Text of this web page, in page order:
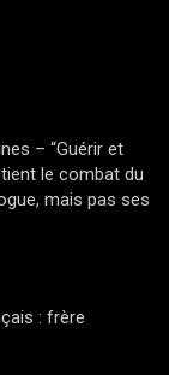
– “Guérir et
le combat du
mais pas ses
: frère